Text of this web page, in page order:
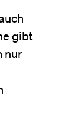
gibt
nur